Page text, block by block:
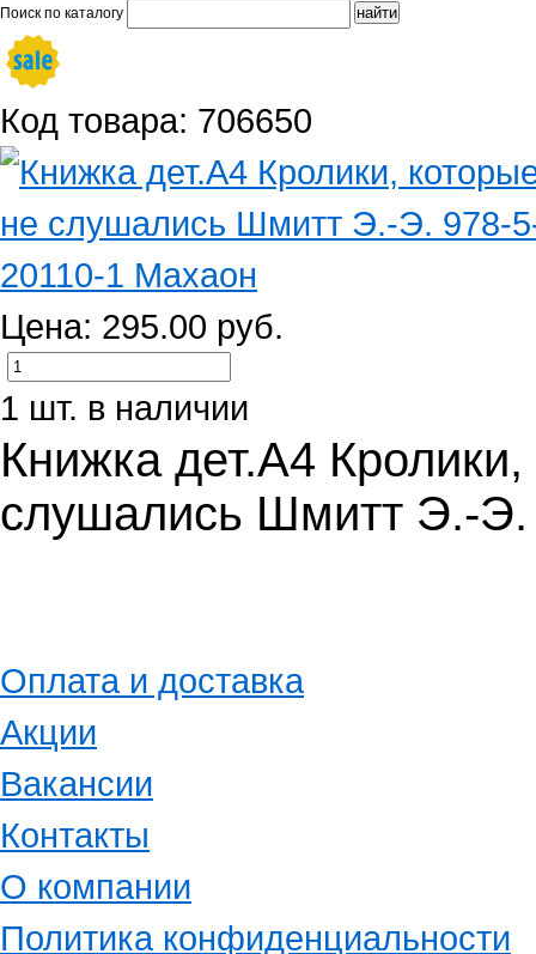
Поиск по каталогу
Код товара: 706650
Цена: 295.00 руб.
1 шт. в наличии
Книжка дет.А4
слушались Шмитт Э.-Э.
Оплата и доставка
Акции
Вакансии
Контакты
О компании
Политика конфиденциальности